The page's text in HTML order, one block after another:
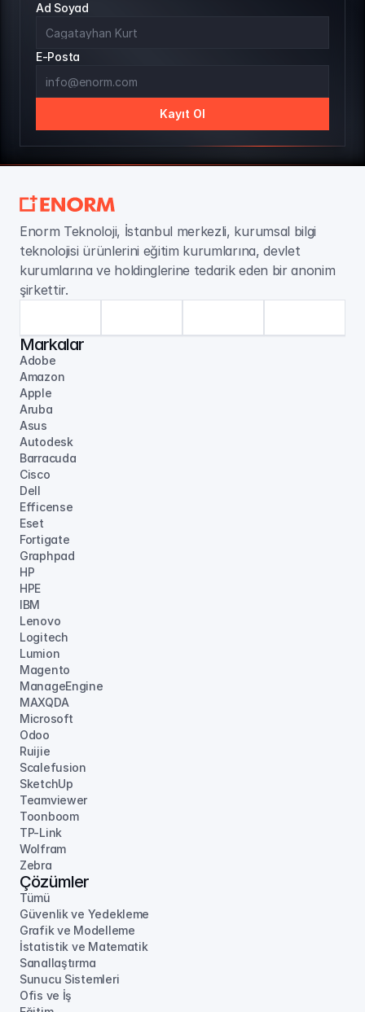
Ad Soyad
E-Posta
Kayıt Ol
Enorm Teknoloji, İstanbul merkezli, kurumsal bilgi
teknolojisi ürünlerini eğitim kurumlarına, devlet
kurumlarına ve holdinglerine tedarik eden bir anonim
şirkettir.
Markalar
Adobe
Amazon
Apple
Aruba
Asus
Autodesk
Barracuda
Cisco
Dell
Efficense
Eset
Fortigate
Graphpad
HP
HPE
IBM
Lenovo
Logitech
Lumion
Magento
ManageEngine
MAXQDA
Microsoft
Odoo
Ruijie
Scalefusion
SketchUp
Teamviewer
Toonboom
TP-Link
Wolfram
Zebra
Çözümler
Tümü
Güvenlik ve Yedekleme
Grafik ve Modelleme
İstatistik ve Matematik
Sanallaştırma
Sunucu Sistemleri
Ofis ve İş